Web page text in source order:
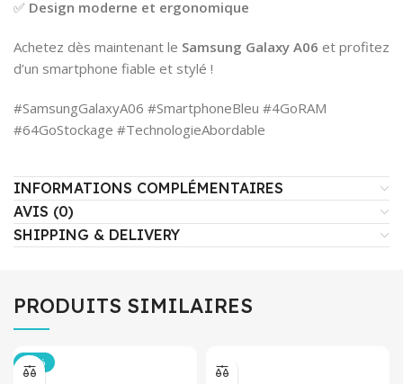
✅ Design moderne et ergonomique
Achetez dès maintenant le Samsung Galaxy A06 et profitez
d’un smartphone fiable et stylé !
#SamsungGalaxyA06 #SmartphoneBleu #4GoRAM
#64GoStockage #TechnologieAbordable
INFORMATIONS COMPLÉMENTAIRES
AVIS (0)
SHIPPING & DELIVERY
PRODUITS SIMILAIRES
-12%